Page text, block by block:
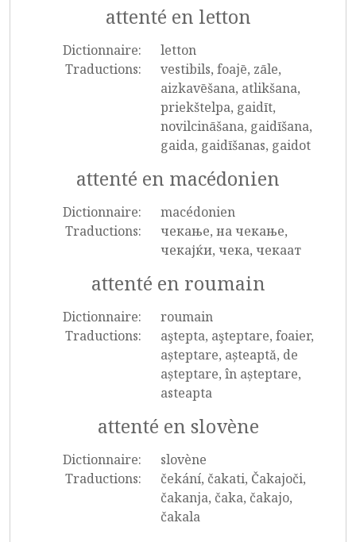
attenté en letton
Dictionnaire:
letton
Traductions:
vestibils, foajē, zāle,
aizkavēšana, atlikšana,
priekštelpa, gaidīt,
novilcināšana, gaidīšana,
gaida, gaidīšanas, gaidot
attenté en macédonien
Dictionnaire:
macédonien
Traductions:
чекање, на чекање,
чекајќи, чека, чекаат
attenté en roumain
Dictionnaire:
roumain
Traductions:
aştepta, aşteptare, foaier,
așteptare, așteaptă, de
așteptare, în așteptare,
asteapta
attenté en slovène
Dictionnaire:
slovène
Traductions:
čekání, čakati, Čakajoči,
čakanja, čaka, čakajo,
čakala